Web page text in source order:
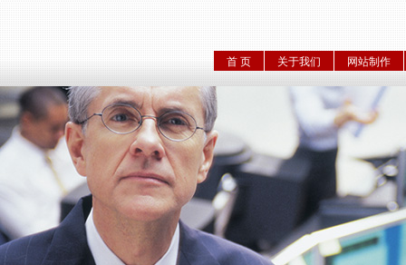
首 页 关于我们 网站制作